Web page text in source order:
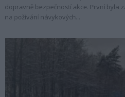
dopravně bezpečností akce. První byla
na požívání návykových...